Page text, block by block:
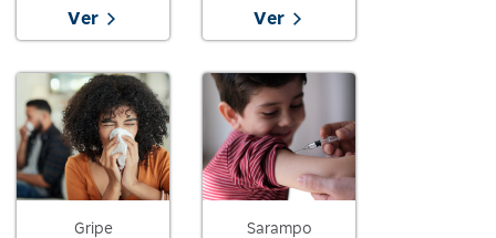
Ver Ver
Gripe Sarampo